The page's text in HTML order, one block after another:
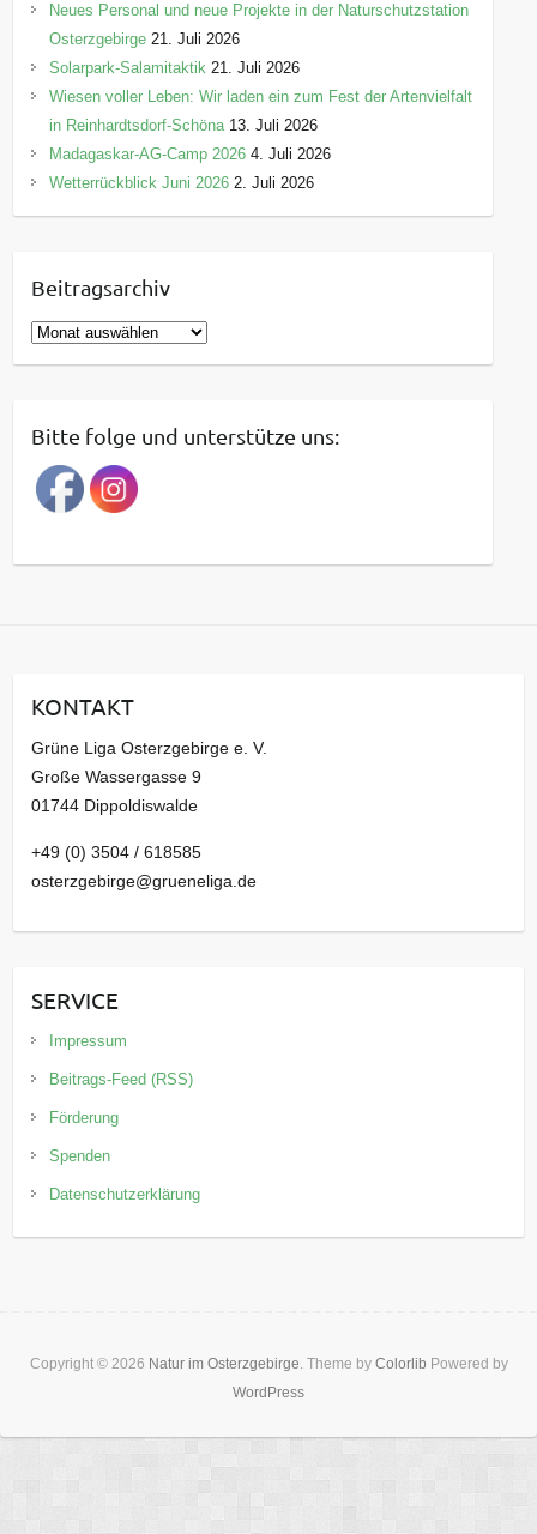
Neues Personal und neue Projekte in der Naturschutzstation
Osterzgebirge 21. Juli 2026
Solarpark-Salamitaktik 21. Juli 2026
Wiesen voller Leben: Wir laden ein zum Fest der Artenvielfalt
in Reinhardtsdorf-Schöna 13. Juli 2026
Madagaskar-AG-Camp 2026 4. Juli 2026
Wetterrückblick Juni 2026 2. Juli 2026
Beitragsarchiv
B
e
r
a
g
a
v
Bitte folge und unterstütze uns:
KONTAKT
Grüne Liga Osterzgebirge e. V.
Große Wassergasse 9
01744 Dippoldiswalde
+49 (0) 3504 / 618585
osterzgebirge@grueneliga.de
SERVICE
Impressum
Beitrags-Feed (RSS)
Förderung
Spenden
Datenschutzerklärung
Copyright © 2026 Natur im Osterzgebirge. Theme by Colorlib Powered by
WordPress